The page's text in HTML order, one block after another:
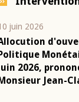
04 mars 2026
Allocution
Politique
mars 2026,
Monsieur Jean-